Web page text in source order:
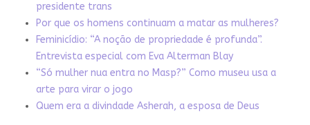
presidente trans
Por que os homens continuam a matar as mulheres?
Feminicídio: “A noção de propriedade é profunda”.
Entrevista especial com Eva Alterman Blay
“Só mulher nua entra no Masp?” Como museu usa a
arte para virar o jogo
Quem era a divindade Asherah, a esposa de Deus